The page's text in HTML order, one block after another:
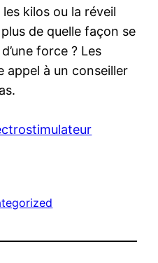
kilos ou la réveil
de quelle façon se
force ? Les
appel à un conseiller